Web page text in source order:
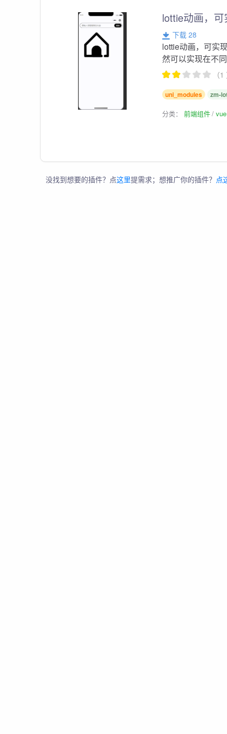
lottie动画，
下载 28
lottie动画，可实
然可以实现在不
（
uni_modules zm-
分类：前端组件
没找到想要的插件？点这里提需求；想推广你的插件？ 点